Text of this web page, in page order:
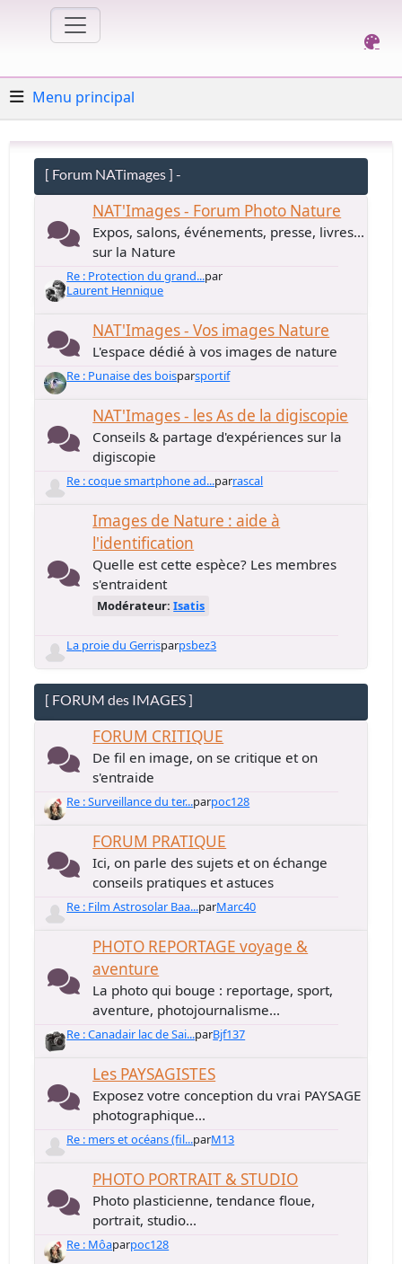
Menu principal
[ Forum NATimages ] -
NAT'Images - Forum Photo Nature
Expos, salons, événements, presse, livres...
sur la Nature
Re : Protection du grand...par
Laurent Hennique
NAT'Images - Vos images Nature
L'espace dédié à vos images de nature
Re : Punaise des boisparsportif
NAT'Images - les As de la digiscopie
Conseils & partage d'expériences sur la
digiscopie
Re : coque smartphone ad...parrascal
Images de Nature : aide à
l'identification
Quelle est cette espèce? Les membres
s'entraident
Modérateur:Isatis
La proie du Gerrisparpsbez3
[ FORUM des IMAGES ]
FORUM CRITIQUE
De fil en image, on se critique et on
s'entraide
Re : Surveillance du ter...parpoc128
FORUM PRATIQUE
Ici, on parle des sujets et on échange
conseils pratiques et astuces
Re : Film Astrosolar Baa...parMarc40
PHOTO REPORTAGE voyage &
aventure
La photo qui bouge : reportage, sport,
aventure, photojournalisme...
Re : Canadair lac de Sai...parBjf137
Les PAYSAGISTES
Exposez votre conception du vrai PAYSAGE
photographique...
Re : mers et océans (fil...parM13
PHOTO PORTRAIT & STUDIO
Photo plasticienne, tendance floue,
portrait, studio...
Re : Môaparpoc128